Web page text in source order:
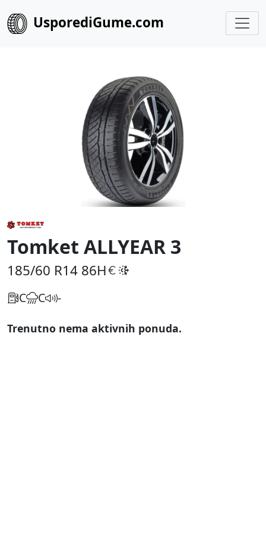
UsporediGume.com
Tomket ALLYEAR 3
185/60 R14 86H
C C -
Trenutno nema aktivnih ponuda.